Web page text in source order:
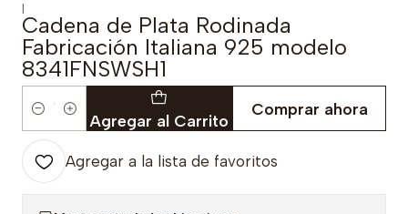
|
Cadena de Plata Rodinada
Fabricación Italiana 925 modelo
8341FNSWSH1
Cantidad Agregar al Carrito
Comprar ahora
Agregar a la lista de favoritos